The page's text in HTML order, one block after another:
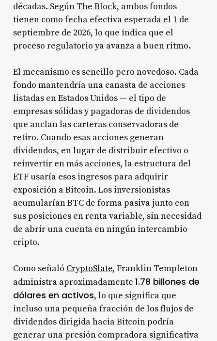
décadas. Según The Block, ambos fondos
tienen como fecha efectiva esperada el 1 de
septiembre de 2026, lo que indica que el
proceso regulatorio ya avanza a buen ritmo.
El mecanismo es sencillo pero novedoso. Cada
fondo mantendría una canasta de acciones
listadas en Estados Unidos — el tipo de
empresas sólidas y pagadoras de dividendos
que anclan las carteras conservadoras de
retiro. Cuando esas acciones generan
dividendos, en lugar de distribuir efectivo o
reinvertir en más acciones, la estructura del
ETF usaría esos ingresos para adquirir
exposición a Bitcoin. Los inversionistas
acumularían BTC de forma pasiva junto con
sus posiciones en renta variable, sin necesidad
de abrir una cuenta en ningún intercambio
cripto.
Como señaló CryptoSlate, Franklin Templeton
administra aproximadamente 1.78 billones de
dólares en activos, lo que significa que
incluso una pequeña fracción de los flujos de
dividendos dirigida hacia Bitcoin podría
generar una presión compradora significativa